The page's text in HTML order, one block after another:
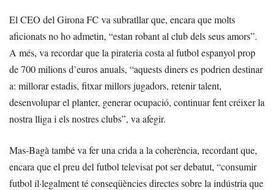
El CEO del Girona FC va subratllar que, encara que molts
aficionats no ho admetin, “estan robant al club dels seus amors”.
A més, va recordar que la pirateria costa al futbol espanyol prop
de 700 milions d’euros anuals, “aquests diners es podrien destinar
a: millorar estadis, fitxar millors jugadors, retenir talent,
desenvolupar el planter, generar ocupació, continuar fent créixer la
nostra lliga i els nostres clubs”, va afegir.
Mas-Bagà també va fer una crida a la coherència, recordant que,
encara que el preu del futbol televisat pot ser debatut, “consumir
futbol il·legalment té conseqüències directes sobre la indústria que